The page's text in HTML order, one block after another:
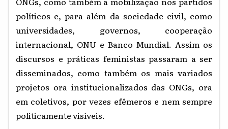
políticos e, para além da sociedade civil, como
universidades, governos, cooperação
internacional, ONU e Banco Mundial. Assim os
discursos e práticas feministas passaram a ser
disseminados, como também os mais variados
projetos ora institucionalizados das ONGs, ora
em coletivos, por vezes efêmeros e nem sempre
politicamente visíveis.